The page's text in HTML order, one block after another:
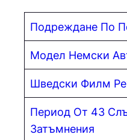
Подреждане По
Модел Немски
Шведски Филм
Период От 43
Затъмнения